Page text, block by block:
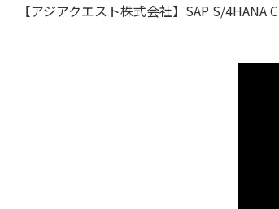
【アジアクエスト株式会社】SAP S/